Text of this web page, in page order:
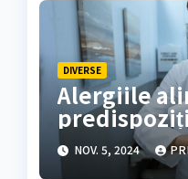
DIVERSE
Alergiile
NOV. 5, 2024